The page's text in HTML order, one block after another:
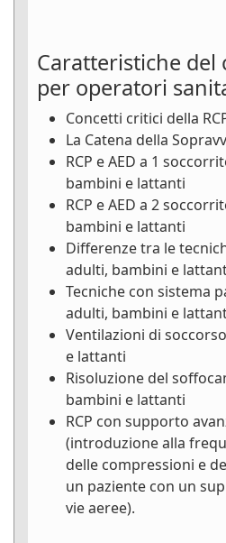
Caratteristiche del
per operatori
Concetti critici della
La Catena della
RCP e AED a 1
bambini e lattanti
RCP e AED a 2
bambini e lattanti
Differenze tra le
adulti, bambini e
Tecniche con sistema
adulti, bambini e
Ventilazioni di
e lattanti
Risoluzione del
bambini e lattanti
RCP con supporto
(introduzione alla
delle compressioni e
un paziente con un
vie aeree).